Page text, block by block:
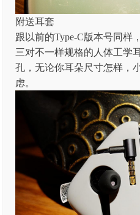
附送耳套
跟以前的Type-C版本号同样
三对不一样规格的人体工学
孔，无论你耳朵尺寸怎样，
虑。